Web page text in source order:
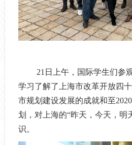
21 日上午，国际学生们参
学习了解了上海市改革开放四
市规划建设发展的成就和至2020
划，对上海的“昨天，今天，明
识。